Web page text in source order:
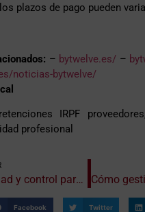
plazos de pago pueden
– bytwelve.es/ –
noticias-bytwelve/
IRPF
profesional
Fiscalidad y control para actividades culturales y artísticas
Facebook Twitter